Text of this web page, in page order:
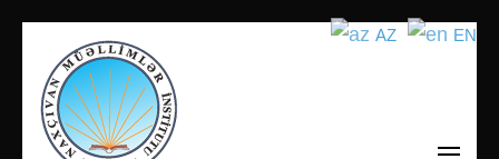
atla
(Enter
tuşuna
AZ EN